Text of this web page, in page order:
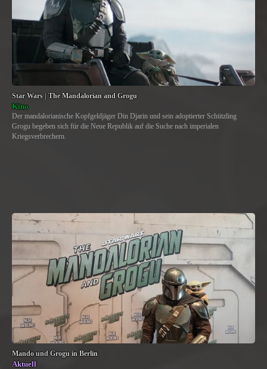
Star Wars | The Mandalorian and Grogu
Kino
Der mandalorianische Kopfgeldjäger Din Djarin und sein adoptierter Schützling
Grogu begeben sich für die Neue Republik auf die Suche nach imperialen
Kriegsverbrechern.
Mando und Grogu in Berlin
Aktuell